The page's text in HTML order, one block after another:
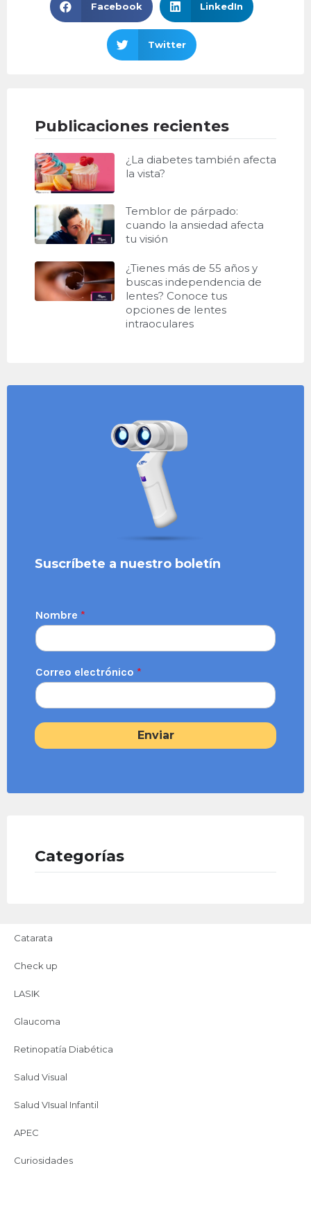
Facebook LinkedIn
Twitter
Publicaciones recientes
¿La diabetes también afecta
la vista?
Temblor de párpado:
cuando la ansiedad afecta
tu visión
¿Tienes más de 55 años y
buscas independencia de
lentes? Conoce tus
opciones de lentes
intraoculares
Suscríbete a nuestro boletín
Nombre *
Correo electrónico *
Enviar
Categorías
Catarata
Check up
LASIK
Glaucoma
Retinopatía Diabética
Salud Visual
Salud VIsual Infantil
APEC
Curiosidades
¡Síguenos en Instagram!